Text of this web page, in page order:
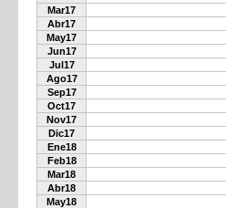
Mar17
Abr17
May17
Jun17
Jul17
Ago17
Sep17
Oct17
Nov17
Dic17
Ene18
Feb18
Mar18
Abr18
May18